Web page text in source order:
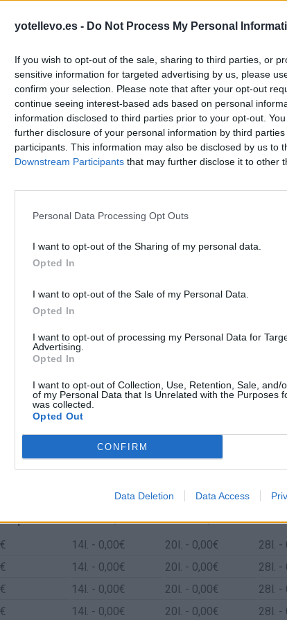
yotellevo.es - Do Not Process My Personal
If you wish to opt-out of the sale, sharing to third parties, or
sensitive information for targeted advertising by us, please
confirm your selection. Please note that after your opt-out
continue seeing interest-based ads based on personal
information disclosed to third parties prior to your opt-out.
further disclosure of your personal information by third parties
participants. This information may also be disclosed by us to
Downstream Participants that may further disclose it to other
Personal Data Processing Opt Outs
I want to opt-out of the Sharing of my personal data.
Opted In
I want to opt-out of the Sale of my Personal Data.
Opted In
I want to opt-out of processing my Personal Data for
Advertising.
Opted In
I want to opt-out of Collection, Use, Retention, Sale, and/
of my Personal Data that Is Unrelated with the Purposes
was collected.
Opted Out
CONFIRM
Data Deletion Data Access
Del Cid/Vilafranca
entre Rubí y Villafranca Del Cid/Vilafranca
por litro Gasto 5l/100km Gasto 7l/100km
14l. - 0,00€ 20l. - 0,00€ 28l. -
14l. - 0,00€ 20l. - 0,00€ 28l. -
14l. - 0,00€ 20l. - 0,00€ 28l. -
14l. - 0,00€ 20l. - 0,00€ 28l. -